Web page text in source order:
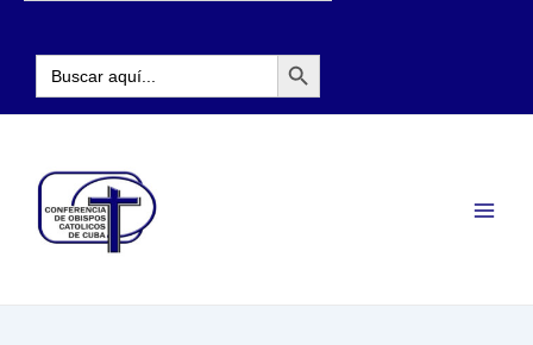
contenido
Buscar: Botón de búsqueda
entradas